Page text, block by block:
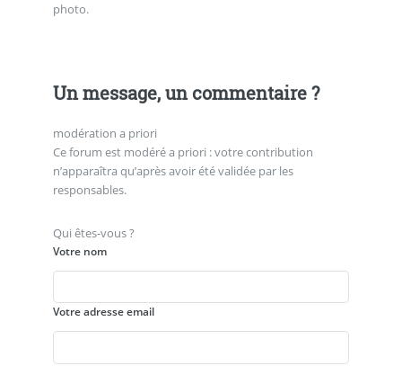
photo.
Un message, un commentaire ?
modération a priori
Ce forum est modéré a priori : votre contribution
n’apparaîtra qu’après avoir été validée par les
responsables.
Qui êtes-vous ?
Votre nom
Votre adresse email